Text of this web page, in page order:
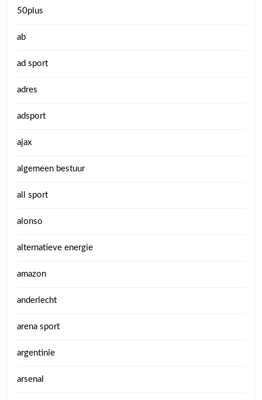
50plus
ab
ad sport
adres
adsport
ajax
algemeen bestuur
all sport
alonso
alternatieve energie
amazon
anderlecht
arena sport
argentinie
arsenal